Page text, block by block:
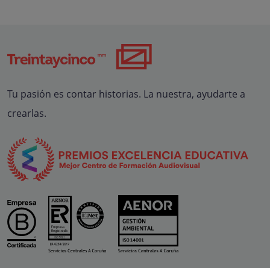
Tu pasión es contar historias. La nuestra, ayudarte a
crearlas.